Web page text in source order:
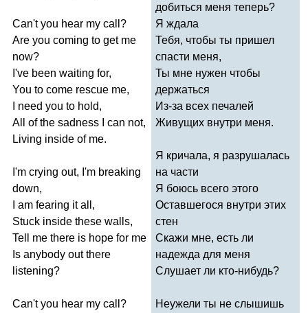
Can't you hear my call ?
Are you coming to get me
now?
I've been waiting for,
You to come rescue me,
need you to hold,
All
of the sadness can not,
Living inside of me.
I'm crying out, I'm breaking
down,
am fearing it all ,
Stuck inside these walls,
Tell
me there is hope for me
Is anybody out there
listening?
Can't you hear my call ?
добиться меня теперь?
Я ждала
Тебя, чтобы ты пришел
спасти меня,
Ты мне нужен чтобы
держаться
Из-за всех печалей
Живущих внутри меня.
Я кричала, я разрушалась
на части
Я боюсь всего этого
Оставшегося внутри этих
стен
Скажи мне, есть ли
надежда для меня
Слушает ли кто-нибудь?
Неужели ты не слышишь